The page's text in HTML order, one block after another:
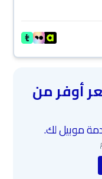
أوفر من
موبيل لك.